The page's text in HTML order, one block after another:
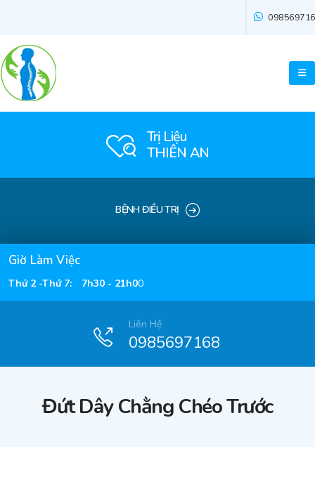
Trị Liệu
THIÊN AN
BỆNH ĐIỀU TRỊ
Giờ Làm Việc
Thứ 2 -Thứ 7: 7h30 - 21h00
Liên Hệ
0985697168
Đứt Dây Chằng Chéo Trước